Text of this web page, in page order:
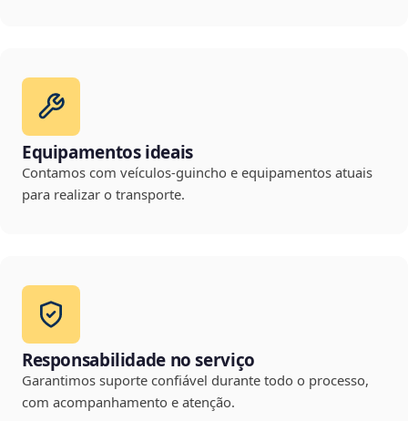
Equipamentos ideais
Contamos com veículos-guincho e equipamentos atuais
para realizar o transporte.
Responsabilidade no serviço
Garantimos suporte confiável durante todo o processo,
com acompanhamento e atenção.